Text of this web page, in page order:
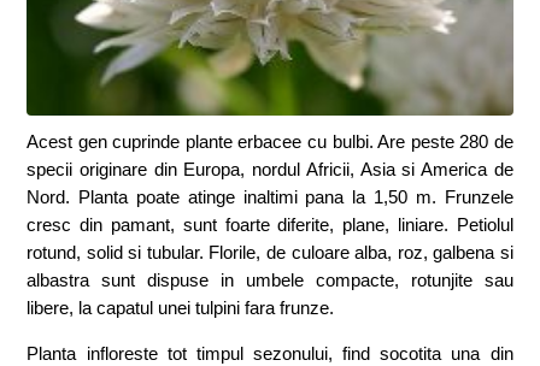
Acest gen cuprinde plante erbacee cu bulbi. Are peste 280 de
specii originare din Europa, nordul Africii, Asia si America de
Nord. Planta poate atinge inaltimi pana la 1,50 m. Frunzele
cresc din pamant, sunt foarte diferite, plane, liniare. Petiolul
rotund, solid si tubular. Florile, de culoare alba, roz, galbena si
albastra sunt dispuse in umbele compacte, rotunjite sau
libere, la capatul unei tulpini fara frunze.
Planta infloreste tot timpul sezonului, find socotita una din